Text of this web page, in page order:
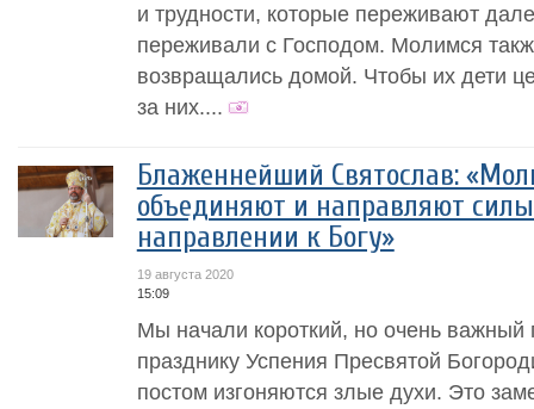
и трудности, которые переживают
переживали с Господом. Молимся
возвращались домой. Чтобы их дети
за них....
Блаженнейший Святослав:
объединяют и направляют
направлении к Богу»
19 августа 2020
15:09
Мы начали короткий, но очень важный
празднику Успения Пресвятой
постом изгоняются злые духи. Это